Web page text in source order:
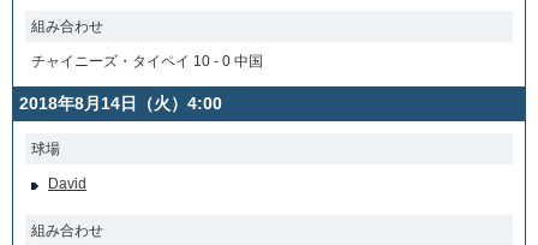
組み合わせ
チャイニーズ・タイペイ 10 - 0 中国
2018年8月14日（火）4:00
球場
David
組み合わせ